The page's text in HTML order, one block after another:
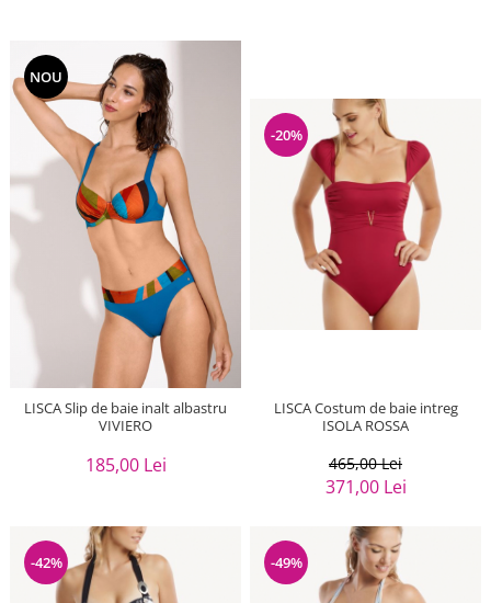
NOU
LISCA Slip de baie inalt albastru
VIVIERO
185,00 Lei
-20%
LISCA Costum de baie intreg
ISOLA ROSSA
465,00 Lei
371,00 Lei
-42% -49%